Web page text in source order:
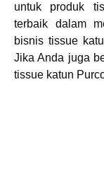
untuk produk
terbaik dalam
bisnis tissue
Jika Anda juga
tissue katun